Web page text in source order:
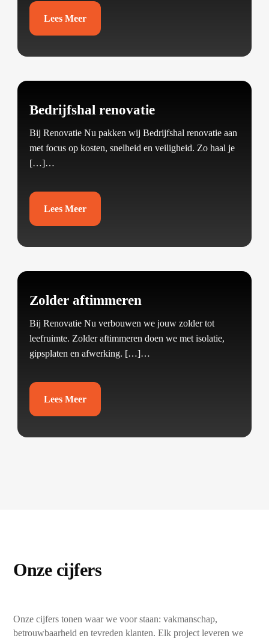
Lees Meer
Bedrijfshal renovatie
Bij Renovatie Nu pakken wij Bedrijfshal renovatie aan
met focus op kosten, snelheid en veiligheid.​ Zo haal je
[…]…
Lees Meer
Zolder aftimmeren
Bij Renovatie Nu verbouwen we jouw zolder tot
leefruimte.​ Zolder aftimmeren doen we met isolatie,
gipsplaten en afwerking.​ […]…
Lees Meer
Onze cijfers
Onze cijfers tonen waar we voor staan: vakmanschap,
betrouwbaarheid en tevreden klanten. Elk project leveren we